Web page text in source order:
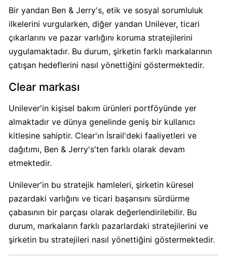
Sahibi
Kim?
Calve
Boykot
Calve
Sahibi
Kim?
Danone
Boykot
mu?
Kimin
Sahibi
Kim?
Bir yandan Ben & Jerry's, etik ve sosyal sorumluluk
ilkelerini vurgularken, diğer yandan Unilever, ticari
çıkarlarını ve pazar varlığını koruma stratejilerini
uygulamaktadır. Bu durum, şirketin farklı markalarının
çatışan hedeflerini nasıl yönettiğini göstermektedir.
Clear markası
Unilever'in kişisel bakım ürünleri portföyünde yer
almaktadır ve dünya genelinde geniş bir kullanıcı
kitlesine sahiptir. Clear'ın İsrail'deki faaliyetleri ve
dağıtımı, Ben & Jerry's'ten farklı olarak devam
etmektedir.
Unilever'in bu stratejik hamleleri, şirketin küresel
pazardaki varlığını ve ticari başarısını sürdürme
çabasının bir parçası olarak değerlendirilebilir. Bu
durum, markaların farklı pazarlardaki stratejilerini ve
şirketin bu stratejileri nasıl yönettiğini göstermektedir.